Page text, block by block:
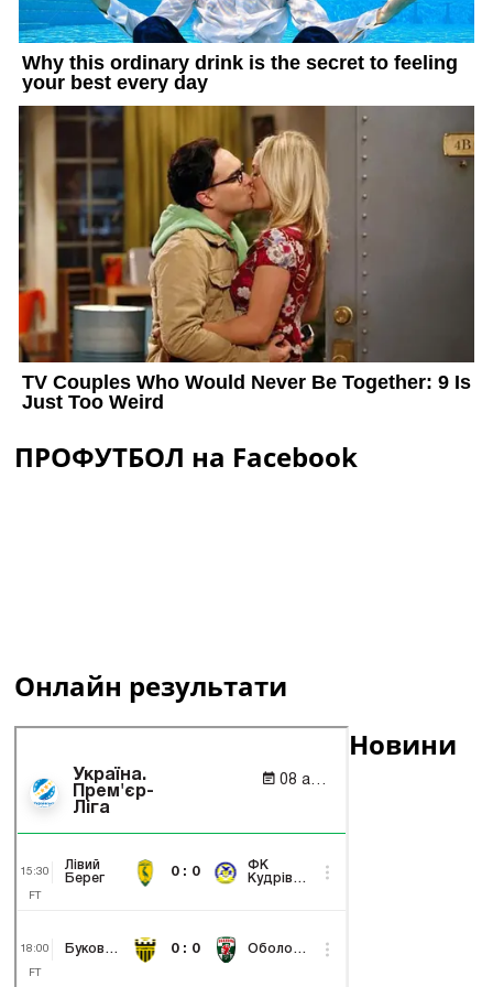
ПРОФУТБОЛ на Facebook
Онлайн результати
Новини